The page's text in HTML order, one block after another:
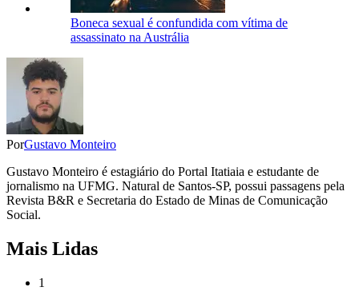
Boneca sexual é confundida com vítima de
assassinato na Austrália
PorGustavo Monteiro
Gustavo Monteiro é estagiário do Portal Itatiaia e estudante de
jornalismo na UFMG. Natural de Santos-SP, possui passagens pela
Revista B&R e Secretaria do Estado de Minas de Comunicação
Social.
Mais Lidas
1